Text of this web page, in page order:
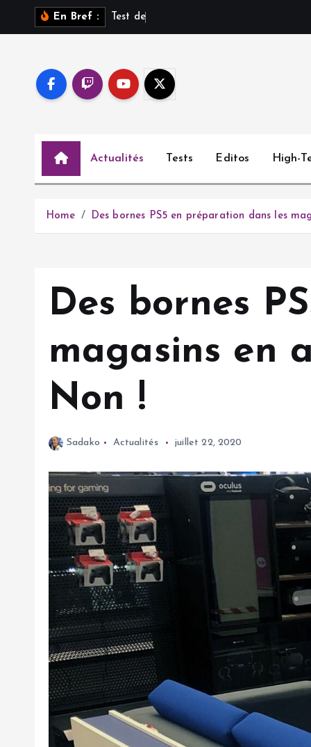
En Bref : est d e
Actualités Tests Editos High-
Home Des bornes PS5 en préparation dans les
Des bornes
magasins en
Non !
Sadako Actualités juillet 22, 2020